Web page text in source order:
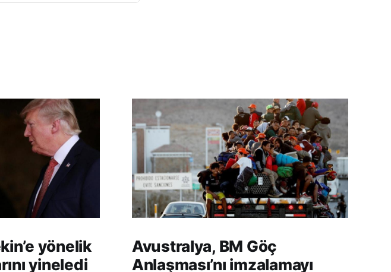
yönelik
yineledi
Avustralya, BM Göç
Anlaşması’nı imzalamayı